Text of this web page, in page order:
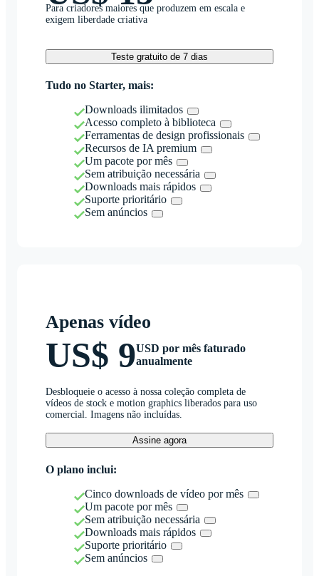
Para criadores maiores que produzem em escala e
exigem liberdade criativa
Teste gratuito de 7 dias
Tudo no Starter, mais:
Downloads ilimitados
Acesso completo à biblioteca
Ferramentas de design profissionais
Recursos de IA premium
Um pacote por mês
Sem atribuição necessária
Downloads mais rápidos
Suporte prioritário
Sem anúncios
Apenas vídeo
US$ 9USD por mês faturado
anualmente
Desbloqueie o acesso à nossa coleção completa de
vídeos de stock e motion graphics liberados para uso
comercial. Imagens não incluídas.
Assine agora
O plano inclui:
Cinco downloads de vídeo por mês
Um pacote por mês
Sem atribuição necessária
Downloads mais rápidos
Suporte prioritário
Sem anúncios